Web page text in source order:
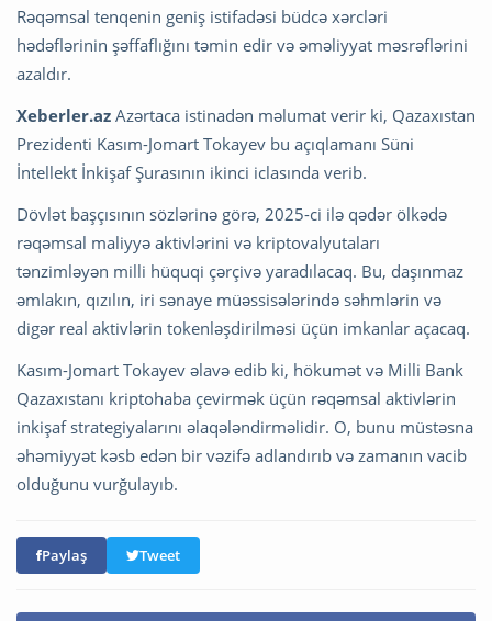
Rəqəmsal tenqenin geniş istifadəsi büdcə xərcləri
hədəflərinin şəffaflığını təmin edir və əməliyyat məsrəflərini
azaldır.
Xeberler.az Azərtaca istinadən məlumat verir ki, Qazaxıstan
Prezidenti Kasım-Jomart Tokayev bu açıqlamanı Süni
İntellekt İnkişaf Şurasının ikinci iclasında verib.
Dövlət başçısının sözlərinə görə, 2025-ci ilə qədər ölkədə
rəqəmsal maliyyə aktivlərini və kriptovalyutaları
tənzimləyən milli hüquqi çərçivə yaradılacaq. Bu, daşınmaz
əmlakın, qızılın, iri sənaye müəssisələrində səhmlərin və
digər real aktivlərin tokenləşdirilməsi üçün imkanlar açacaq.
Kasım-Jomart Tokayev əlavə edib ki, hökumət və Milli Bank
Qazaxıstanı kriptohaba çevirmək üçün rəqəmsal aktivlərin
inkişaf strategiyalarını əlaqələndirməlidir. O, bunu müstəsna
əhəmiyyət kəsb edən bir vəzifə adlandırıb və zamanın vacib
olduğunu vurğulayıb.
Paylaş Tweet